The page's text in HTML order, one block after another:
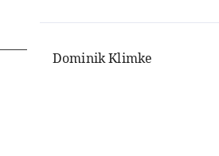
Dominik Klimke